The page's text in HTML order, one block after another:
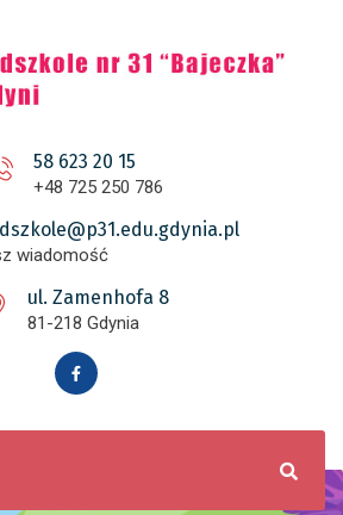
58 623 20 15
+48 725 250 786
wiadomość
ul. Zamenhofa 8
81-218 Gdynia